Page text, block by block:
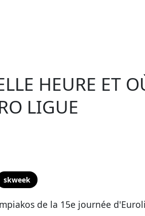
HEURE ET
LIGUE
skweek
de la 15e journée